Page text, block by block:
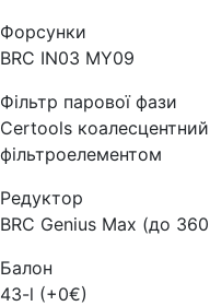
Форсунки
BRC IN03 MY09
Фільтр парової фази
Certools
фільтроелементом
Редуктор
BRC Genius Max (до
Балон
43-l (+0€)